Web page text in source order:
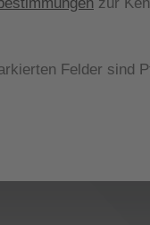
Felder sind